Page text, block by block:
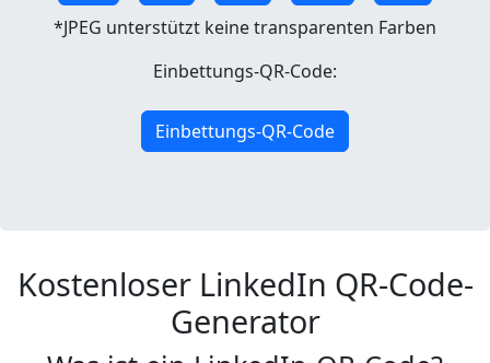
*JPEG unterstützt keine transparenten Farben
Einbettungs-QR-Code:
Einbettungs-QR-Code
Kostenloser LinkedIn QR-Code-
Generator